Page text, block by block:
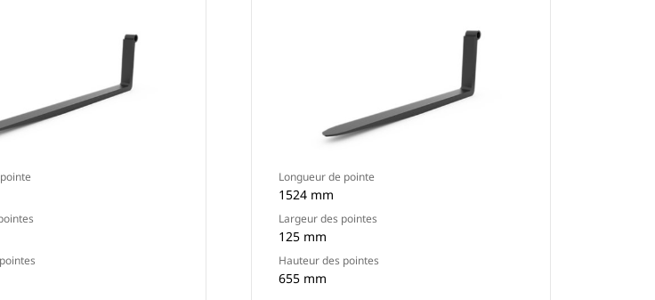
Longueur de pointe
1524 mm
Largeur des pointes
125 mm
Hauteur des pointes
655 mm